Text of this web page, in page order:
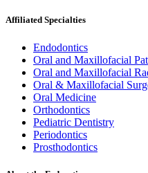
Affiliated Specialties
Endodontics
Oral and Maxillofacial
Oral and Maxillofacial
Oral & Maxillofacial
Oral Medicine
Orthodontics
Pediatric Dentistry
Periodontics
Prosthodontics